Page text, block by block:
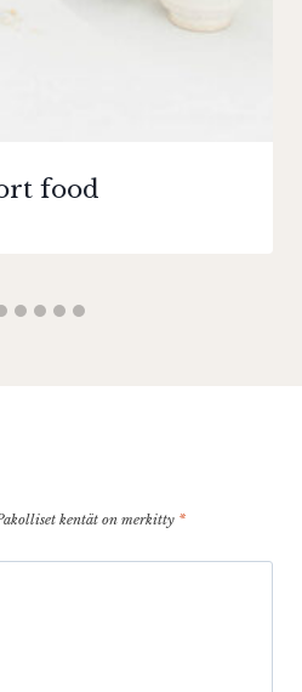
food
kentät on merkitty *